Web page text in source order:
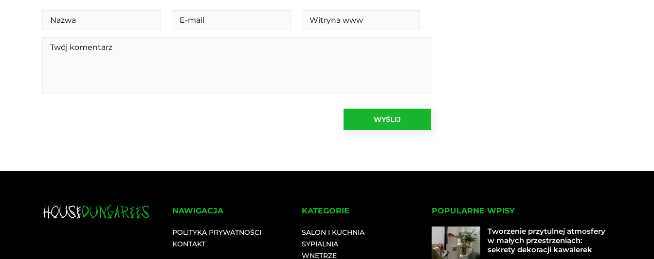
NAWIGACJA
POLITYKA PRYWATNOŚCI
KONTAKT
KATEGORIE
SALON I KUCHNIA
SYPIALNIA
WNĘTRZE
POPULARNE WPISY
Tworzenie przytulnej atmosfery
w małych przestrzeniach:
sekrety dekoracji kawalerek